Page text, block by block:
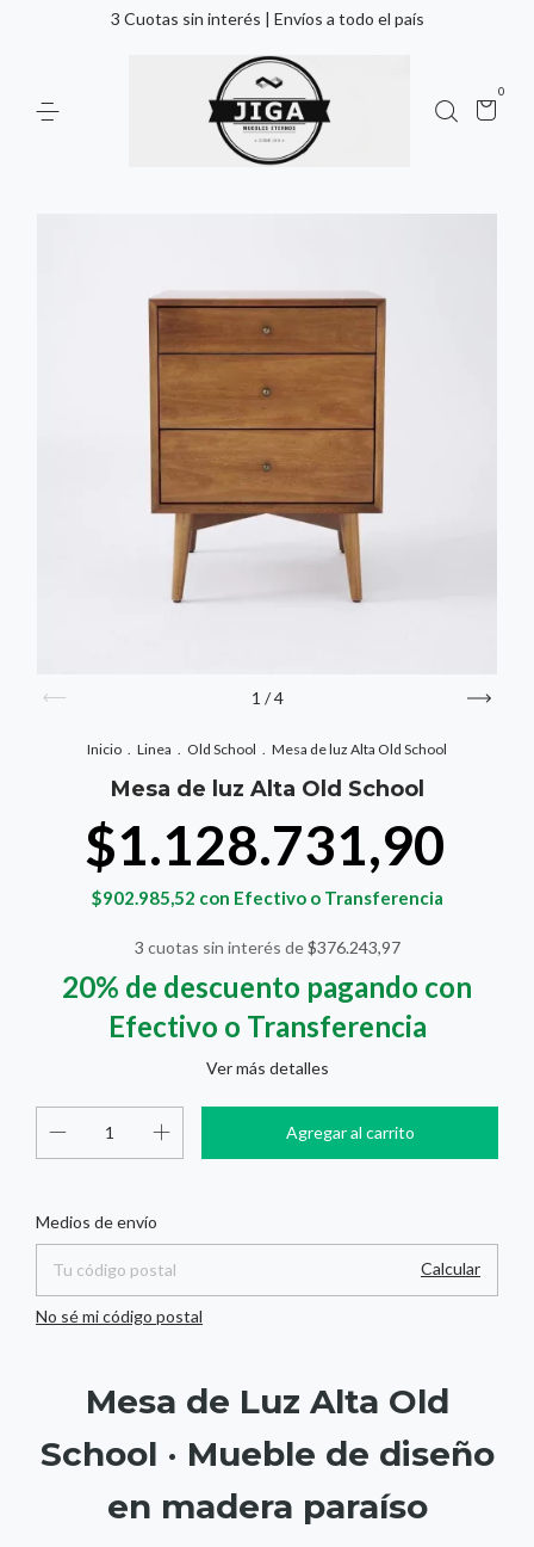
3 Cuotas sin interés | Envíos a todo el país
0
1 /4
Inicio . Linea . Old School . Mesa de luz Alta Old School
Mesa de luz Alta Old School
$1.128.731,90
$902.985,52 con Efectivo o Transferencia
3 cuotas sin interés de$376.243,97
20% de descuento pagando con
Efectivo o Transferencia
Ver más detalles
Entregas para el CP:
Medios de envío
Calcular
No sé mi código postal
Mesa de Luz Alta Old
School · Mueble de diseño
en madera paraíso